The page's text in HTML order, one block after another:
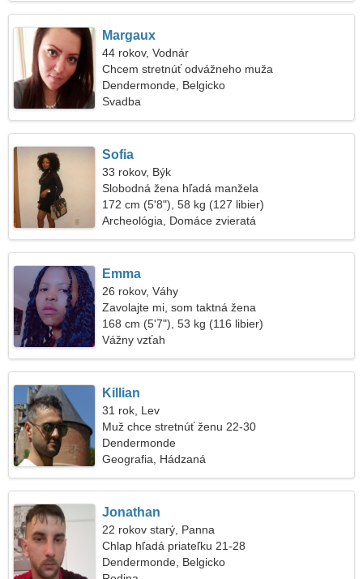
Margaux
44 rokov, Vodnár
Chcem stretnúť odvážneho muža
Dendermonde, Belgicko
Svadba
Sofia
33 rokov, Býk
Slobodná žena hľadá manžela
172 cm (5'8"), 58 kg (127 libier)
Archeológia, Domáce zvieratá
Emma
26 rokov, Váhy
Zavolajte mi, som taktná žena
168 cm (5'7"), 53 kg (116 libier)
Vážny vzťah
Killian
31 rok, Lev
Muž chce stretnúť ženu 22-30
Dendermonde
Geografia, Hádzaná
Jonathan
22 rokov starý, Panna
Chlap hľadá priateľku 21-28
Dendermonde, Belgicko